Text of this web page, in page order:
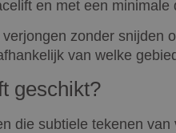
en met een minimale
zonder
van welke
geschikt?
die subtiele tekenen